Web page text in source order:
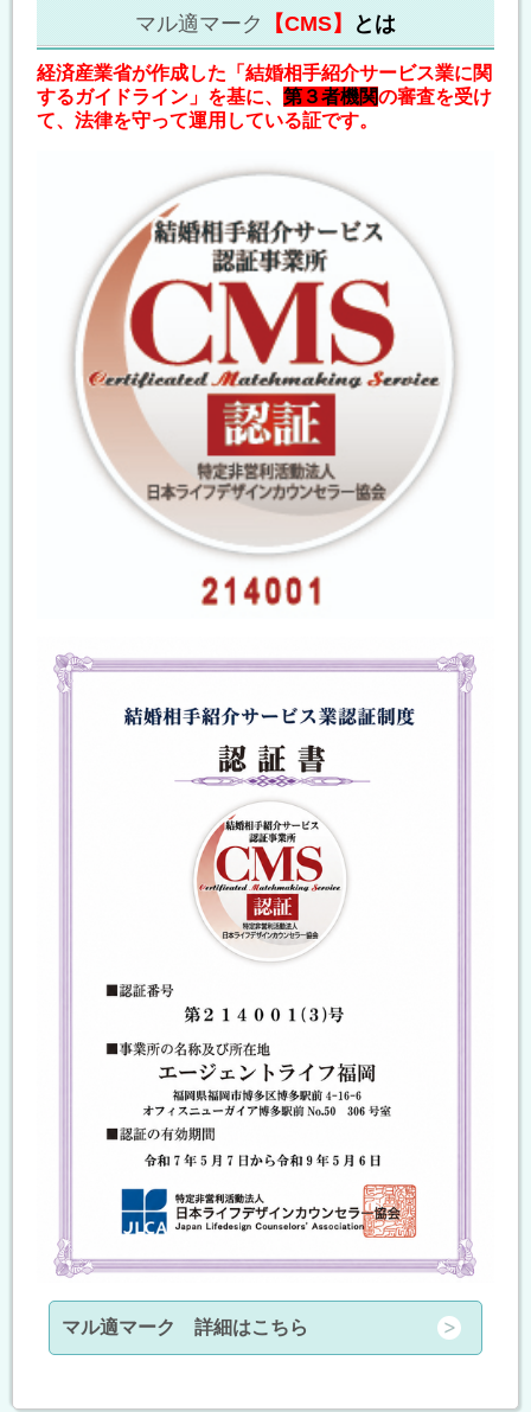
マル適マーク 【CMS】 とは
経済産業省が作成した「結婚相手紹介サービス業に関
するガイドライン」を基に、 第３者機関の審査を受け
て、法律を守って運用している証です。
マル適マーク 詳細はこちら